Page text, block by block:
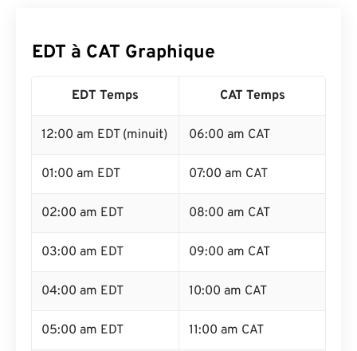
EDT à CAT Graphique
EDT Temps CAT Temps
12:00 am EDT (minuit) 06:00 am CAT
01:00 am EDT 07:00 am CAT
02:00 am EDT 08:00 am CAT
03:00 am EDT 09:00 am CAT
04:00 am EDT 10:00 am CAT
05:00 am EDT 11:00 am CAT